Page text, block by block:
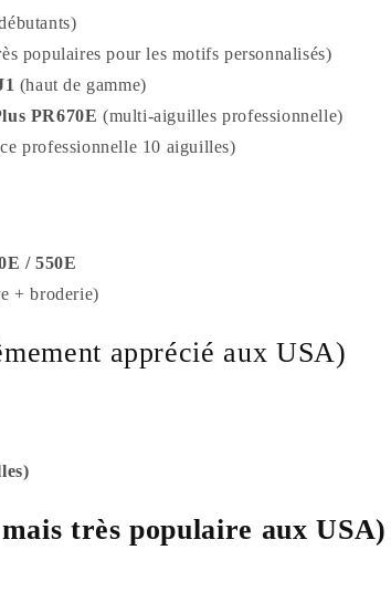
populaires pour les motifs personnalisés)
(haut de gamme)
PR670E (multi-aiguilles professionnelle)
professionnelle 10 aiguilles)
/ 550E
+ broderie)
apprécié aux USA)
très populaire aux USA)